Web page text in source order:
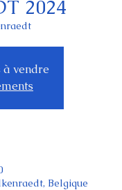
2024
à vendre
Belgique